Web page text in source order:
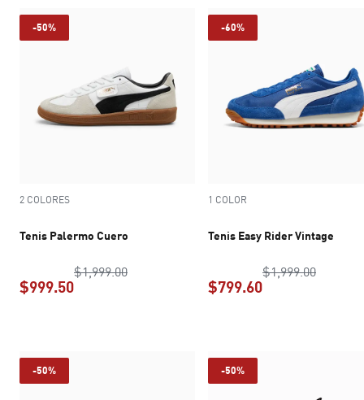
-50%
2 COLORES
Tenis Palermo Cuero
$1,999.00precio original $1,999.00
$999.50
-60%
1 COLOR
Tenis Easy Rider Vintage
$1,999.00precio
$799.60
-50% -50%